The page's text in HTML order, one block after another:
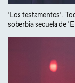
'Los testamentos'.
soberbia secuela de